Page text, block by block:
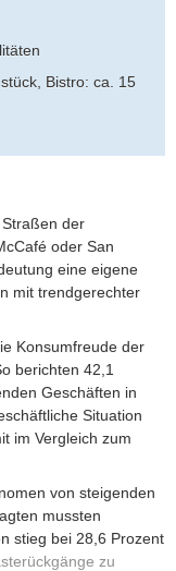
Bistro: ca. 15
der
oder San
eine eigene
mit trendgerechter
Konsumfreude der
berichten 42,1
Geschäften in
Situation
im Vergleich zum
von steigenden
mussten
stieg bei 28,6 Prozent
zu